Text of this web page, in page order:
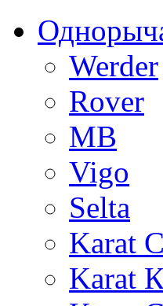
Werder
Rover
MB
Vigo
Selta
Karat
Karat